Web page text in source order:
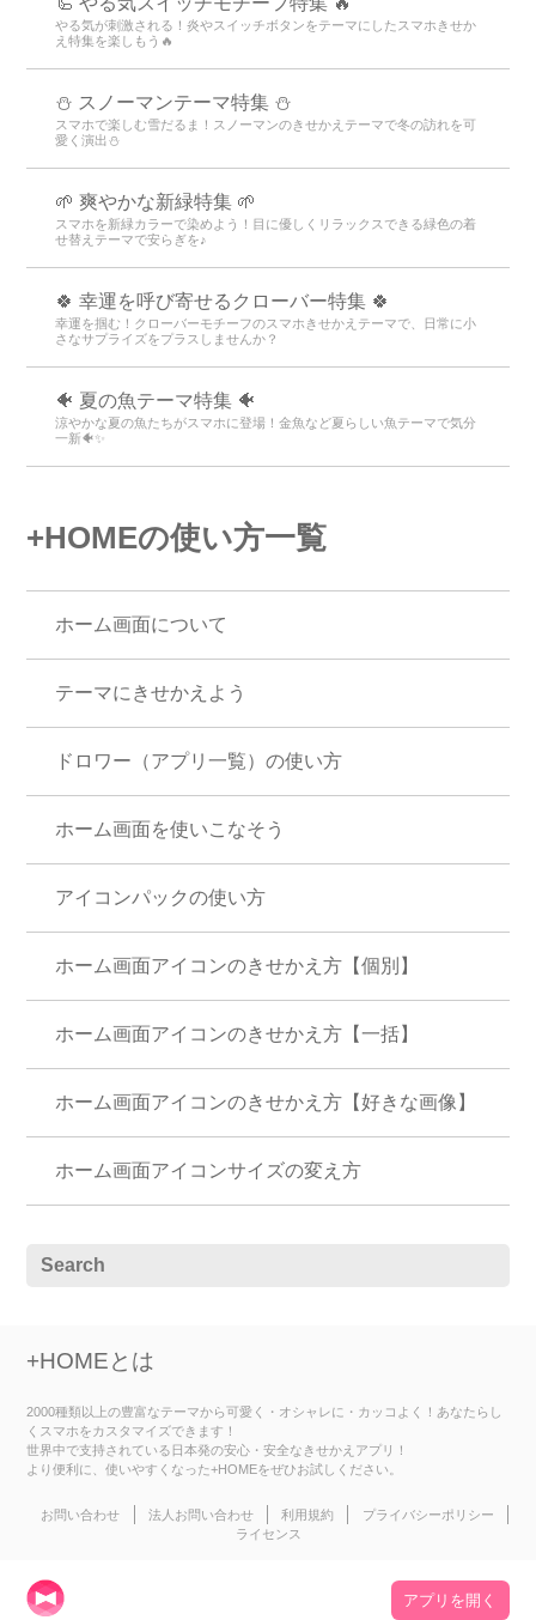
やる気が刺激される！炎やスイッチボタンをテーマにしたスマホきせか
え特集を楽しもう🔥
⛄ スノーマンテーマ特集 ⛄
スマホで楽しむ雪だるま！スノーマンのきせかえテーマで冬の訪れを可
愛く演出⛄
🌱 爽やかな新緑特集 🌱
スマホを新緑カラーで染めよう！目に優しくリラックスできる緑色の着
せ替えテーマで安らぎを♪
🍀 幸運を呼び寄せるクローバー特集 🍀
幸運を掴む！クローバーモチーフのスマホきせかえテーマで、日常に小
さなサプライズをプラスしませんか？
🐠 夏の魚テーマ特集 🐠
涼やかな夏の魚たちがスマホに登場！金魚など夏らしい魚テーマで気分
一新🐠✨
+HOMEの使い方一覧
ホーム画面について
テーマにきせかえよう
ドロワー（アプリ一覧）の使い方
ホーム画面を使いこなそう
アイコンパックの使い方
ホーム画面アイコンのきせかえ方【個別】
ホーム画面アイコンのきせかえ方【一括】
ホーム画面アイコンのきせかえ方【好きな画像】
ホーム画面アイコンサイズの変え方
+HOMEとは
2000種類以上の豊富なテーマから可愛く・オシャレに・カッコよく！あなたらし
くスマホをカスタマイズできます！
世界中で支持されている日本発の安心・安全なきせかえアプリ！
より便利に、使いやすくなった+HOMEをぜひお試しください。
お問い合わせ 法人お問い合わせ 利用規約
プライバシーポリシー
ライセンス
アプリを開く